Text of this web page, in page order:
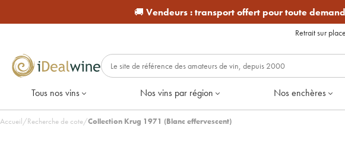
🚚 Vendeurs :transport offert pour toute
Retrait sur place
Tous nos vins Nos vins par région Nos enchères
Accueil/Recherche de cote/Collection Krug 1971 (Blanc effervescent)